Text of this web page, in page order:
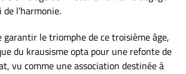
l’harmonie.
garantir le triomphe de ce troisième âge,
du krausisme opta pour une refonte de
vu comme une association destinée à